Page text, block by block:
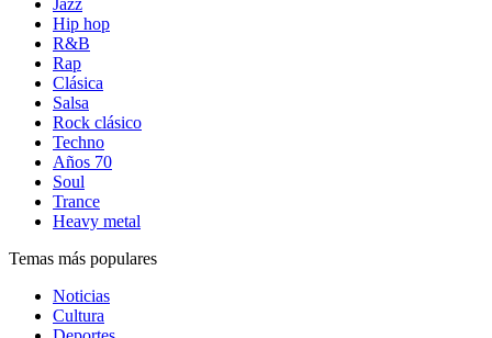
Jazz
Hip hop
R&B
Rap
Clásica
Salsa
Rock clásico
Techno
Años 70
Soul
Trance
Heavy metal
Temas más populares
Noticias
Cultura